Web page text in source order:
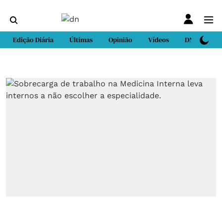
Edição Diária Últimas Opinião Vídeos DN Sport